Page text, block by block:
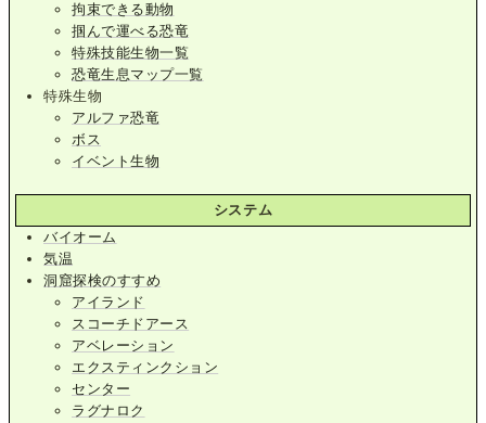
拘束できる動物
掴んで運べる恐竜
特殊技能生物一覧
恐竜生息マップ一覧
特殊生物
アルファ恐竜
ボス
イベント生物
システム
バイオーム
気温
洞窟探検のすすめ
アイランド
スコーチドアース
アベレーション
エクスティンクション
センター
ラグナロク